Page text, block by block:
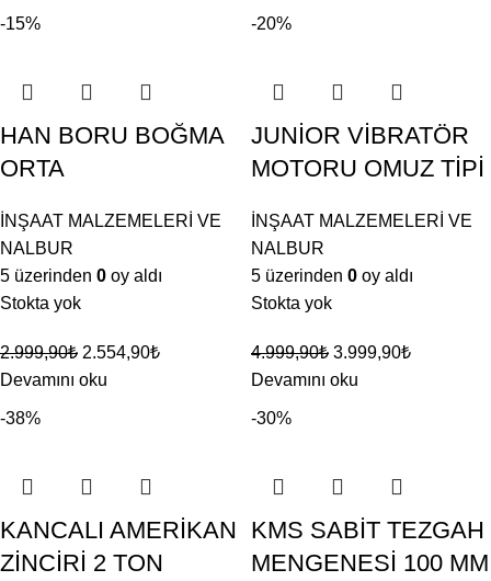
-15%
HAN BORU BOĞMA
ORTA
İNŞAAT MALZEMELERİ VE
NALBUR
5 üzerinden 0 oy aldı
Stokta yok
2.999,90₺ 2.554,90₺
Devamını oku
-20%
JUNİOR VİBRATÖR
MOTORU OMUZ TİPİ
İNŞAAT MALZEMELERİ VE
NALBUR
5 üzerinden 0 oy aldı
Stokta yok
4.999,90₺ 3.999,90₺
Devamını oku
-38%
KANCALI AMERİKAN
ZİNCİRİ 2 TON
-30%
KMS SABİT TEZGAH
MENGENESİ 100 MM